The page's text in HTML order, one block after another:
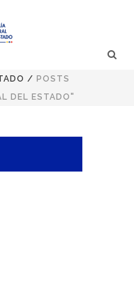
/ POSTS
DEL ESTADO"